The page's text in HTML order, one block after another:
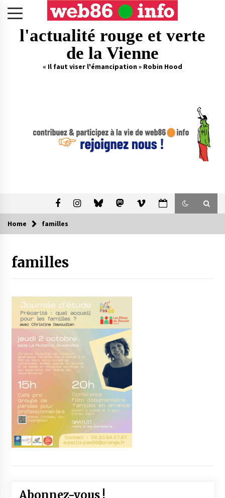
l'actualité rouge et verte
de la Vienne
« Il faut viser l'émancipation » Robin Hood
Home familles
familles
Abonnez-vous !